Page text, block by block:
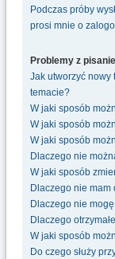
Podczas próby
prosi mnie o
Problemy z
Jak utworzyć nowy
temacie?
W jaki sposób
W jaki sposób
W jaki sposób
Dlaczego nie
W jaki sposób
Dlaczego nie mam
Dlaczego nie
Dlaczego
W jaki sposób
Do czego służy